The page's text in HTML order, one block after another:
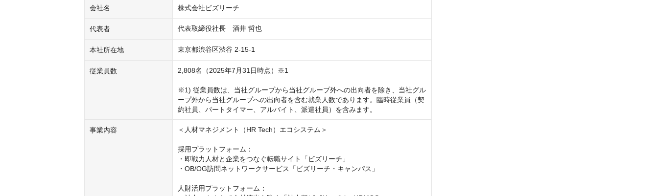
会社名 株式会社ビズリーチ
代表者 代表取締役社長　酒井 哲也
本社所在地 東京都渋谷区渋谷 2-15-1
従業員数 2,808名（2025年7月31日時点）※1
※1) 従業員数は、当社グループから当社グループ外への出向者を除き、当社グル
ープ外から当社グループへの出向者を含む就業人数であります。臨時従業員（契
約社員、パートタイマー、アルバイト、派遣社員）を含みます。
事業内容 ＜人材マネジメント（HR Tech）エコシステム＞
採用プラットフォーム：
・即戦力人材と企業をつなぐ転職サイト「ビズリーチ」
・OB/OG訪問ネットワークサービス「ビズリーチ・キャンパス」
人財活用プラットフォーム：